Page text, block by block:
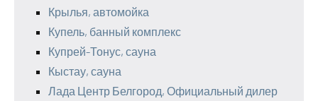
Крылья, автомойка
Купель, банный комплекс
Купрей-Тонус, сауна
Кыстау, сауна
Лада Центр Белгород, Официальный дилер